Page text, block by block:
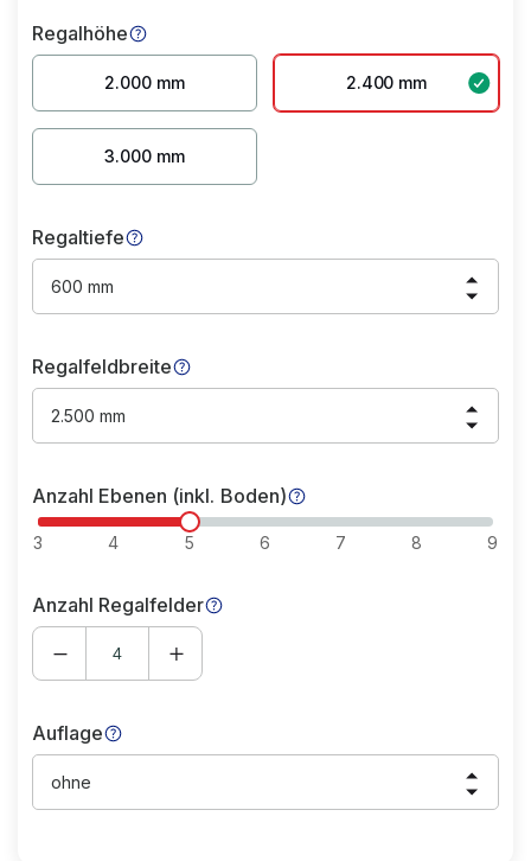
Regalhöhe
2.000 mm 2.400 mm
3.000 mm
Regaltiefe
600 mm
Regalfeldbreite
2.500 mm
Anzahl Ebenen (inkl. Boden)
3 4 5 6 7 8 9
Anzahl Regalfelder
Auflage
ohne